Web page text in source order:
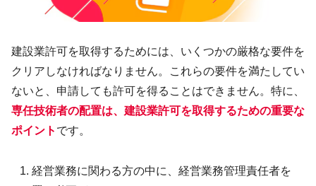
建設業許可を取得するためには、いくつかの厳格な要件を
クリアしなければなりません。これらの要件を満たしてい
ないと、申請しても許可を得ることはできません。特に、
専任技術者の配置は、 建設業許可を取得するための重要な
ポイント です。
経営業務に関わる方の中に、経営業務管理責任者を